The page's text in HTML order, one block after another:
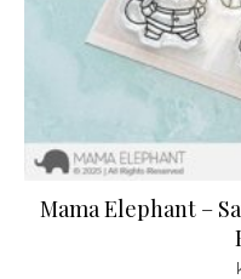
Mama Elephant –